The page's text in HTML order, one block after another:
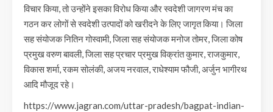
विचार किया, तो उन्होंने इसका विरोध किया और स्वदेशी जागरण मंच का
गठन कर लोगों से स्वदेशी उत्पादों को खरीदने के लिए जागृत किया। जिला
सह संयोजक नितिन गोस्वामी, जिला सह संयोजक मनोज तोमर, जिला कोष
प्रमुख वरुण बावली, जिला सह प्रचार प्रमुख विक्रांत कुमार, राजकुमार,
विकास शर्मा, रकम सोलंकी, अजय नरवाल, राधेश्याम फौजी, अर्जुन भागीरथ
आदि मौजूद रहे।
https://www.jagran.com/uttar-pradesh/bagpat-indian-